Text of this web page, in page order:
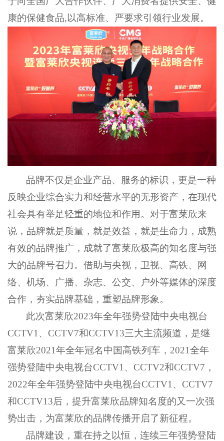
康的保健食品,以高标准、严要求引领行业发展。
品牌不仅是企业产品、服务的标识，更是一种
反映企业综合实力和经营水平的无形资产，在现代
社会具有举足轻重的地位和作用。对于富莱欣来
说，品牌就是质量，就是效益，就是生命力，成熟
有效的品牌推广，成就了富莱欣极高的知名度与强
大的品牌号召力。借助与央视，卫视、高铁、网
络、机场、广播、杂志、公交、户外等媒体的深度
合作，夯实品牌基础，重塑品牌形象。
此次富莱欣2023年全年强势登陆中央电视台
CCTV1、CCTV7和CCTV13三大主流频道，是继
富莱欣2021年全年冠名中国高铁列车，2021全年
强势登陆中央电视台CCTV1、CCTV2和CCTV7，
2022年全年强势登陆中央电视台CCTV1、CCTV7
和CCTV13后，提升富莱欣品牌知名度的又一次强
势出击，为富莱欣的品牌传播开启了新征程。
品牌建设，重在持之以恒，连续三年强势登陆